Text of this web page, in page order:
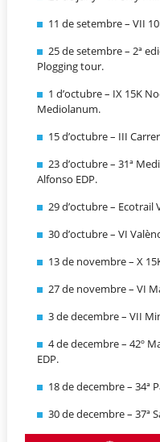
11 de setembre – VII
25 de setembre – 2ª
Plogging tour.
1 d’octubre – IX 15K
Mediolanum.
15 d’octubre – III
23 d’octubre – 31ª
Alfonso EDP.
29 d’octubre – Ecotrail
30 d’octubre – VI
13 de novembre – X
27 de novembre – VI
3 de decembre – VII
4 de decembre – 42º
EDP.
18 de decembre – 34ª
30 de decembre – 37ª